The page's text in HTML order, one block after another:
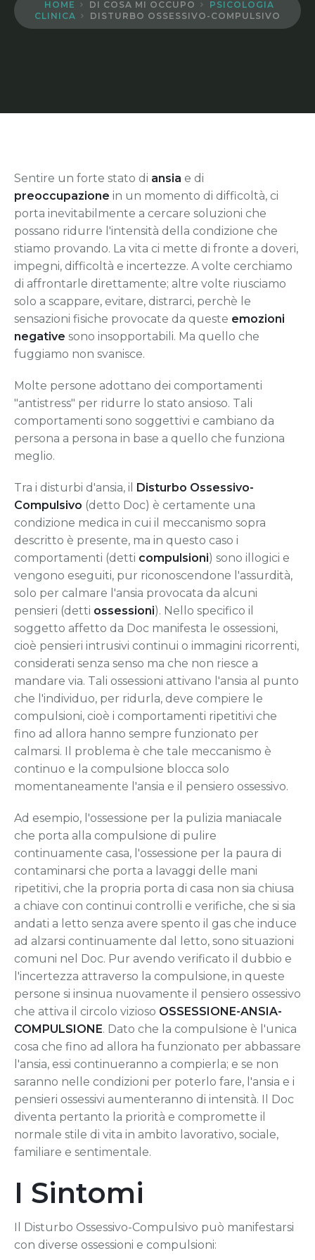
Disturbi Psicosomatici
Disagio Esistenziale
Ansia e Performance
HOME DI COSA MI OCCUPO
PSICOLOGIA
CLINICA
DISTURBO OSSESSIVO-COMPULSIVO
Sentire un forte stato di ansia e di
preoccupazione in un momento di difficoltà, ci
porta inevitabilmente a cercare soluzioni che
possano ridurre l'intensità della condizione che
stiamo provando. La vita ci mette di fronte a doveri,
impegni, difficoltà e incertezze. A volte cerchiamo
di affrontarle direttamente; altre volte riusciamo
solo a scappare, evitare, distrarci, perchè le
sensazioni fisiche provocate da queste emozioni
negative sono insopportabili. Ma quello che
fuggiamo non svanisce.
Molte persone adottano dei comportamenti
"antistress" per ridurre lo stato ansioso. Tali
comportamenti sono soggettivi e cambiano da
persona a persona in base a quello che funziona
meglio.
Tra i disturbi d'ansia, il Disturbo Ossessivo-
Compulsivo (detto Doc) è certamente una
condizione medica in cui il meccanismo sopra
descritto è presente, ma in questo caso i
comportamenti (detti compulsioni) sono illogici e
vengono eseguiti, pur riconoscendone l'assurdità,
solo per calmare l'ansia provocata da alcuni
pensieri (detti ossessioni). Nello specifico il
soggetto affetto da Doc manifesta le ossessioni,
cioè pensieri intrusivi continui o immagini ricorrenti,
considerati senza senso ma che non riesce a
mandare via. Tali ossessioni attivano l'ansia al punto
che l'individuo, per ridurla, deve compiere le
compulsioni, cioè i comportamenti ripetitivi che
fino ad allora hanno sempre funzionato per
calmarsi. Il problema è che tale meccanismo è
continuo e la compulsione blocca solo
momentaneamente l'ansia e il pensiero ossessivo.
Ad esempio, l'ossessione per la pulizia maniacale
che porta alla compulsione di pulire
continuamente casa, l'ossessione per la paura di
contaminarsi che porta a lavaggi delle mani
ripetitivi, che la propria porta di casa non sia chiusa
a chiave con continui controlli e verifiche, che si sia
andati a letto senza avere spento il gas che induce
ad alzarsi continuamente dal letto, sono situazioni
comuni nel Doc. Pur avendo verificato il dubbio e
l'incertezza attraverso la compulsione, in queste
persone si insinua nuovamente il pensiero ossessivo
che attiva il circolo vizioso OSSESSIONE-ANSIA-
COMPULSIONE. Dato che la compulsione è l'unica
cosa che fino ad allora ha funzionato per abbassare
l'ansia, essi continueranno a compierla; e se non
saranno nelle condizioni per poterlo fare, l'ansia e i
pensieri ossessivi aumenteranno di intensità. Il Doc
diventa pertanto la priorità e compromette il
normale stile di vita in ambito lavorativo, sociale,
familiare e sentimentale.
I Sintomi
Il Disturbo Ossessivo-Compulsivo può manifestarsi
con diverse ossessioni e compulsioni: